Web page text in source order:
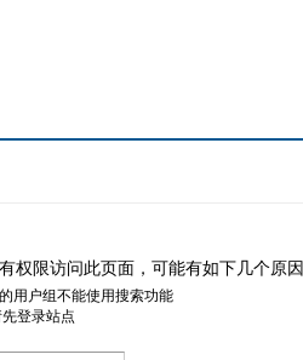
权限访问此页面，可能有如下几个原因
用户组不能使用搜索功能
登录站点